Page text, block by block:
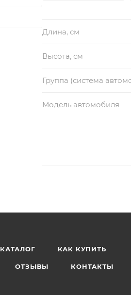
Длина, см
Высота, см
Группа (система
Модель автомобиля
КАТАЛОГ КАК КУПИТЬ
ОТЗЫВЫ КОНТАКТЫ